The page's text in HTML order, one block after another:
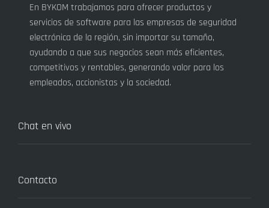
En BYKOM trabajamos para ofrecer productos y
servicios de software para las empresas de seguridad
electrónica de la región, sin importar su tamaño,
ayudando a que sus negocios sean más eficientes,
competitivos y rentables, generando valor para los
empleados, accionistas y la sociedad.
Chat en vivo
Contacto